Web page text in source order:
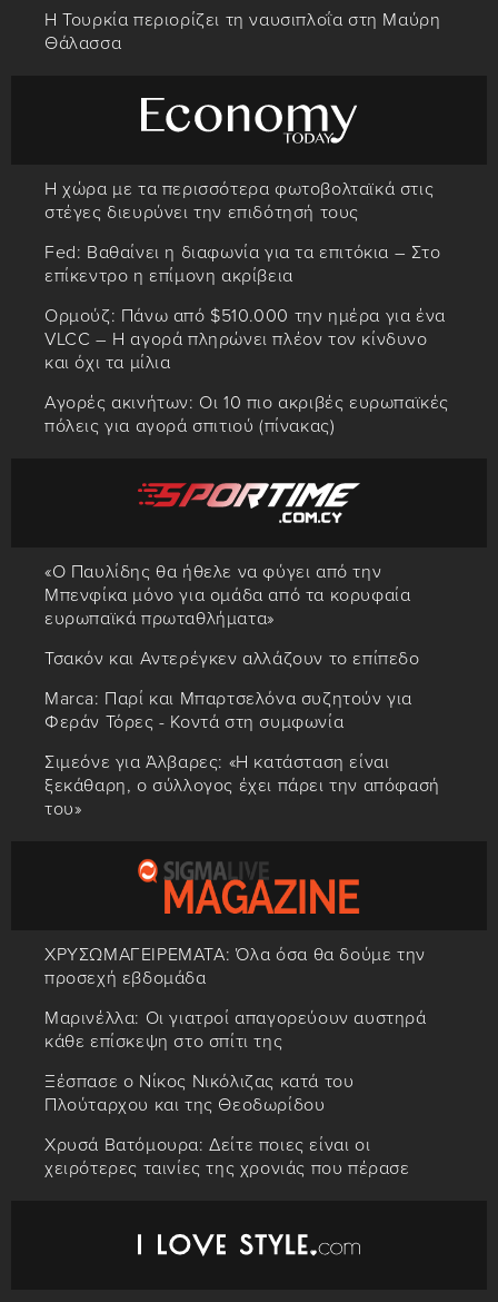
Η Τουρκία περιορίζει τη ναυσιπλοΐα στη Μαύρη
Θάλασσα
Η χώρα με τα περισσότερα φωτοβολταϊκά στις
στέγες διευρύνει την επιδότησή τους
Fed: Βαθαίνει η διαφωνία για τα επιτόκια – Στο
επίκεντρο η επίμονη ακρίβεια
Ορμούζ: Πάνω από $510.000 την ημέρα για ένα
VLCC – Η αγορά πληρώνει πλέον τον κίνδυνο
και όχι τα μίλια
Αγορές ακινήτων: Οι 10 πιο ακριβές ευρωπαϊκές
πόλεις για αγορά σπιτιού (πίνακας)
«Ο Παυλίδης θα ήθελε να φύγει από την
Μπενφίκα μόνο για ομάδα από τα κορυφαία
ευρωπαϊκά πρωταθλήματα»
Τσακόν και Αντερέγκεν αλλάζουν το επίπεδο
Marca: Παρί και Μπαρτσελόνα συζητούν για
Φεράν Τόρες - Κοντά στη συμφωνία
Σιμεόνε για Άλβαρες: «Η κατάσταση είναι
ξεκάθαρη, ο σύλλογος έχει πάρει την απόφασή
του»
ΧΡΥΣΩΜΑΓΕΙΡΕΜΑΤΑ: Όλα όσα θα δούμε την
προσεχή εβδομάδα
Μαρινέλλα: Οι γιατροί απαγορεύουν αυστηρά
κάθε επίσκεψη στο σπίτι της
Ξέσπασε ο Νίκος Νικόλιζας κατά του
Πλούταρχου και της Θεοδωρίδου
Χρυσά Βατόμουρα: Δείτε ποιες είναι οι
χειρότερες ταινίες της χρονιάς που πέρασε